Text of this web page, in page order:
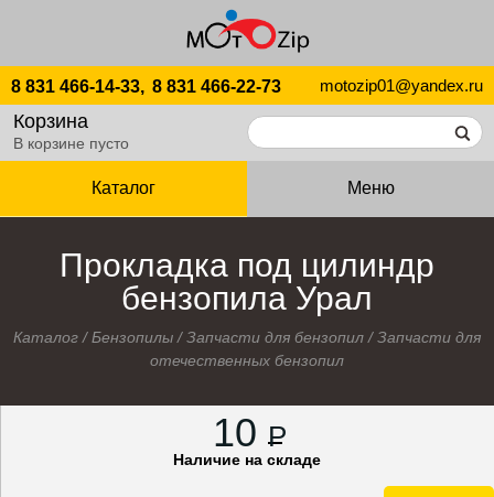
8 831 466-14-33, 8 831 466-22-73 motozip01@yandex.ru
Корзина
В корзине пусто
Каталог Меню
Прокладка под цилиндр
бензопила Урал
Каталог /Бензопилы /Запчасти для бензопил /Запчасти для
отечественных бензопил
10 P
Наличие на складе